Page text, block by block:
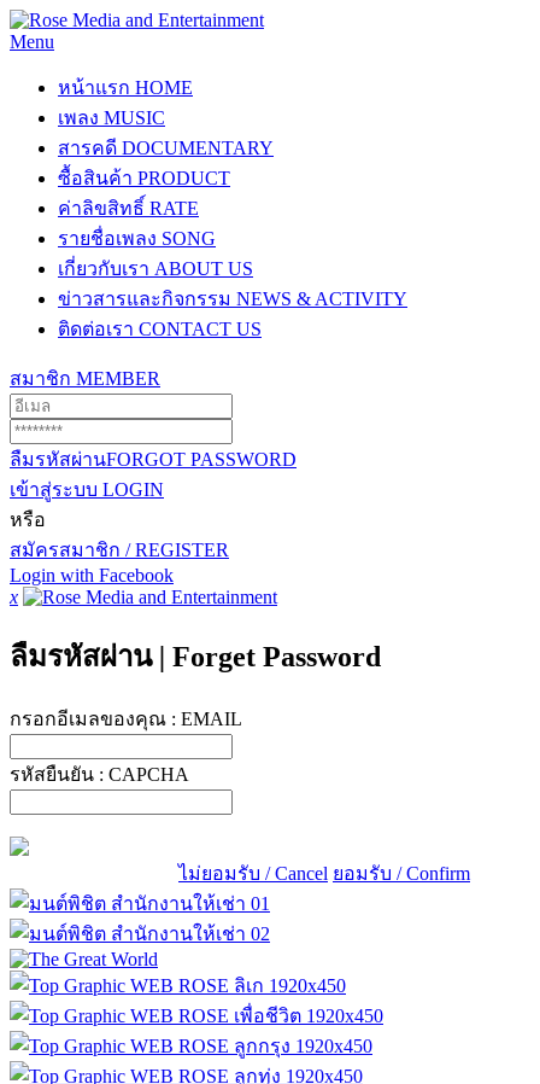
Menu
หน้าแรก HOME
เพลง MUSIC
สารคดี DOCUMENTARY
ซื้อสินค้า PRODUCT
ค่าลิขสิทธิ์ RATE
รายชื่อเพลง SONG
เกี่ยวกับเรา ABOUT US
ข่าวสารและกิจกรรม NEWS & ACTIVITY
ติดต่อเรา CONTACT US
สมาชิก MEMBER
ลืมรหัสผ่านFORGOT PASSWORD
เข้าสู่ระบบ LOGIN
หรือ
สมัครสมาชิก / REGISTER
Login with Facebook
x
ลืมรหัสผ่าน | Forget Password
กรอกอีเมลของคุณ : EMAIL
รหัสยืนยัน : CAPCHA
ไม่ยอมรับ / Cancel ยอมรับ / Confirm